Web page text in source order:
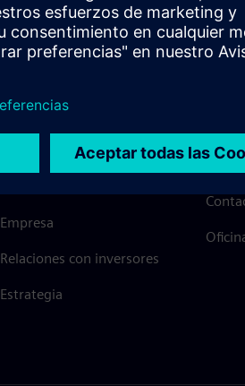
INFORMACIÓN DE LA
Empresa
Relaciones con inversores
Estrategia